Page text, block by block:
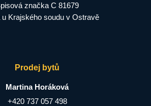
značka C 81679
u Krajského soudu v Ostravě
Prodej bytů
Martina Horáková
+420 737 057 498